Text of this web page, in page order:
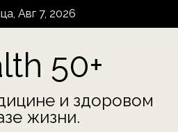
Авг 7, 2026
50+
и здоровом
жизни.